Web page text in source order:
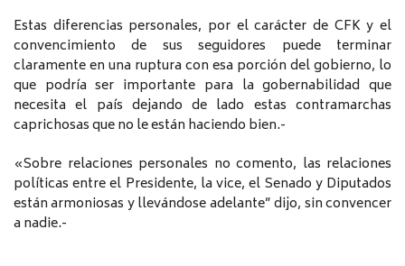
Estas diferencias personales, por el carácter de CFK y el
convencimiento de sus seguidores puede terminar
claramente en una ruptura con esa porción del gobierno, lo
que podría ser importante para la gobernabilidad que
necesita el país dejando de lado estas contramarchas
caprichosas que no le están haciendo bien.-
«Sobre relaciones personales no comento, las relaciones
políticas entre el Presidente, la vice, el Senado y Diputados
están armoniosas y llevándose adelante” dijo, sin convencer
a nadie.-